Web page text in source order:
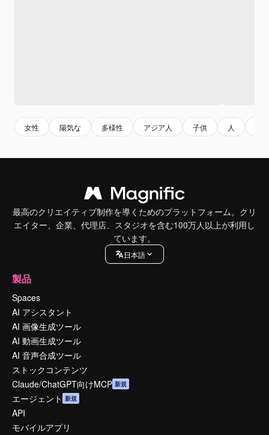
女性 陽気な 多様性 アジア人 子供 人
最高のクリエイティブ制作を導くためのプラットフォーム。クリ
エイター、企業、代理店、スタジオを含む100万人以上が利用し
ています。
日本語
製品
Spaces
AI アシスタント
AI 画像生成ツール
AI 動画生成ツール
AI 音声合成ツール
ストックコンテンツ
Claude/ChatGPT向けMCP 新規
エージェント 新規
API
モバイルアプリ